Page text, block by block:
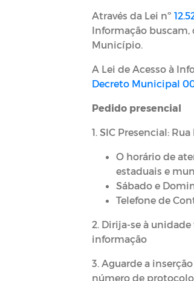
Através da Lei nº
Informação buscam,
Município.
A Lei de Acesso à
Decreto Municipal
Pedido presencial
1. SIC Presencial:
O horário de
estaduais e
Sábado e
Telefone de
2. Dirija-se à
informação
3. Aguarde a
número de